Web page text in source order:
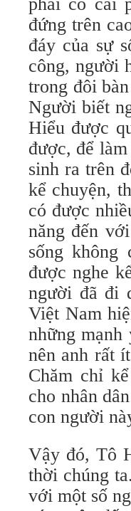
đứng trên
đáy của sự
công, người
trong đôi
Người biết
Hiểu được
được, để
sinh ra trên
kể chuyện,
có được
năng đến
sống không
được nghe
người đã đi
Việt Nam
những mạnh
nên anh rất
Chăm chỉ
cho nhân
con người
Vậy đó, Tô
thời chúng
với một số